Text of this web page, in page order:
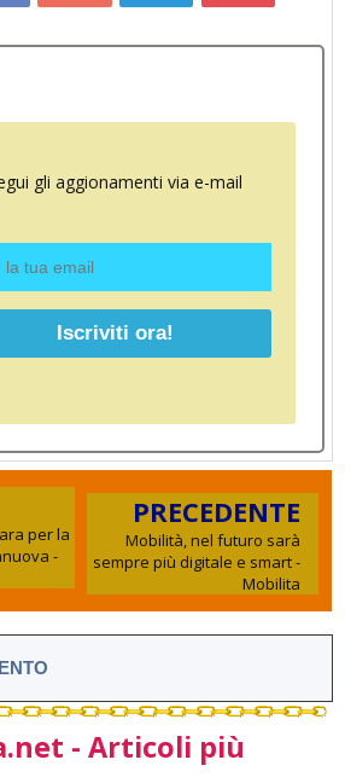
gli aggionamenti via e-mail
per la
-
PRECEDENTE
Mobilità, nel futuro sarà
sempre più digitale e smart -
Mobilita
- Articoli più